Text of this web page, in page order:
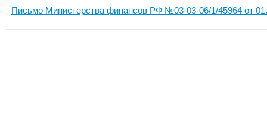
Письмо Министерства финансов РФ №03-03-06/1/45964 от